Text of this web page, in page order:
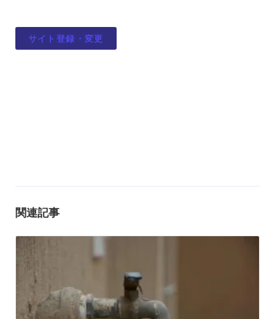
サイト登録・変更
関連記事